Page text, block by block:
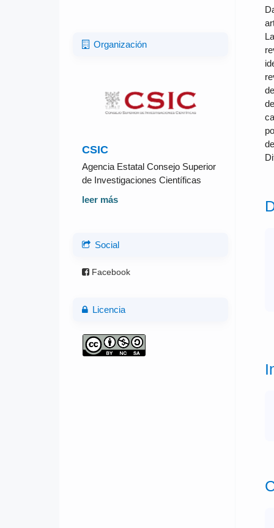
Organización
CSIC
Agencia Estatal Consejo Superior
de Investigaciones Científicas
leer más
Social
Facebook
Licencia